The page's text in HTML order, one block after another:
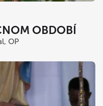
OBDOBÍ
OP